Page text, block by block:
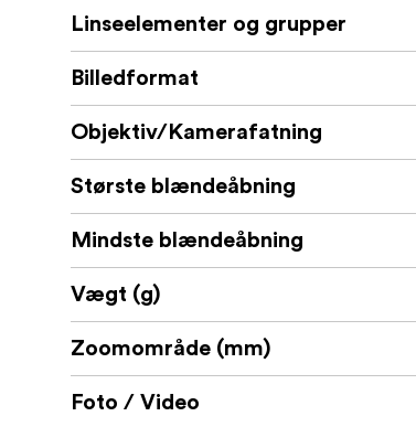
Hvad er der i kassen:
Tamron 25-200mm f/2.8-5.6
Linsedæksel
Bag- og fronthætte
Linseelementer og grupper
Billedformat
Objektiv/Kamerafatning
Største blændeåbning
Mindste blændeåbning
Vægt (g)
Zoomområde (mm)
Foto / Video